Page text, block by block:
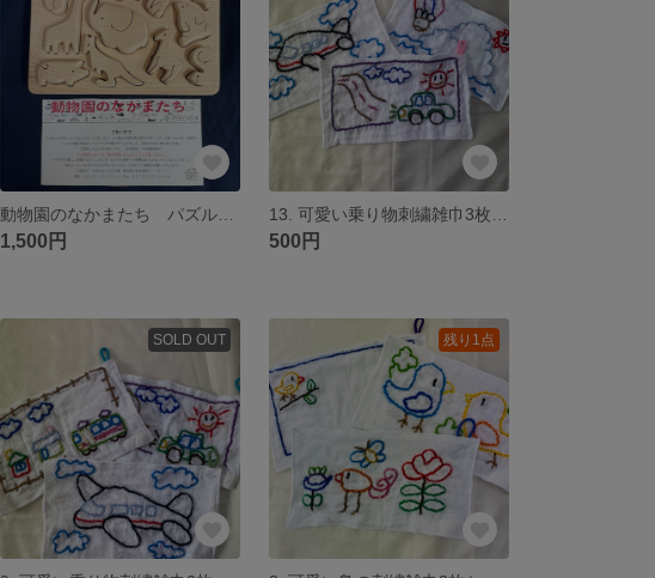
1,500円 500円
SOLD OUT 残り1点